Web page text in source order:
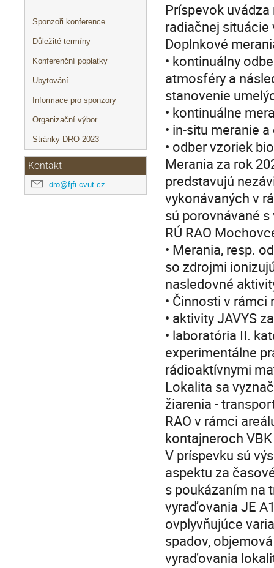
Sponzoři konference
Důležité termíny
Konferenční poplatky
Ubytování
Informace pro sponzory
Organizační výbor
Stránky DRO 2023
Kontakt
dro@fjfi.cvut.cz
Príspevok
radiačnej situácie
Doplnkové
• kontinuálny
atmosféry a
stanovenie
• kontinuálne
• in-situ meranie
• odber vzoriek
Merania za rok
predstavujú
vykonávaných v
sú porovnávané
RÚ RAO
• Merania, resp.
so zdrojmi
nasledovné
• Činnosti v rámci
• aktivity JAVYS
• laboratória II.
experimentálne
rádioaktívnymi
Lokalita sa
žiarenia -
RAO v rámci
kontajneroch
V príspevku sú
aspektu za
s poukázaním na
vyraďovania JE
ovplyvňujúce
spadov,
vyraďovania